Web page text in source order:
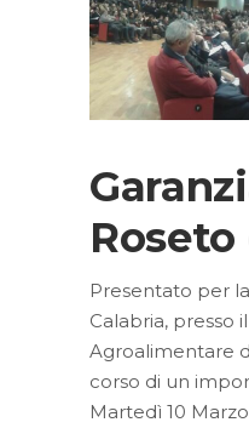
Roseto
Presentato per
Calabria, presso
Agroalimentare
corso di un
Martedì 10